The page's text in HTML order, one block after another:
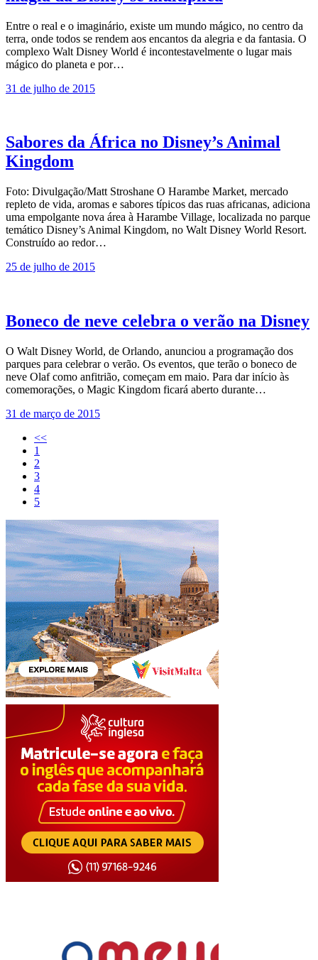
Entre o real e o imaginário, existe um mundo mágico, no centro da
terra, onde todos se rendem aos encantos da alegria e da fantasia. O
complexo Walt Disney World é incontestavelmente o lugar mais
mágico do planeta e por…
31 de julho de 2015
Sabores da África no Disney’s Animal
Kingdom
Foto: Divulgação/Matt Stroshane O Harambe Market, mercado
repleto de vida, aromas e sabores típicos das ruas africanas, adiciona
uma empolgante nova área à Harambe Village, localizada no parque
temático Disney’s Animal Kingdom, no Walt Disney World Resort.
Construído ao redor…
25 de julho de 2015
Boneco de neve celebra o verão na Disney
O Walt Disney World, de Orlando, anunciou a programação dos
parques para celebrar o verão. Os eventos, que terão o boneco de
neve Olaf como anfitrião, começam em maio. Para dar início às
comemorações, o Magic Kingdom ficará aberto durante…
31 de março de 2015
<<
1
2
3
4
5